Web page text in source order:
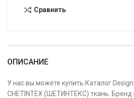
Сравнить
ОПИСАНИЕ
У нас вы можете купить Каталог
CHETINTEX (ШЕТИНТЕКС) ткань. Бренд